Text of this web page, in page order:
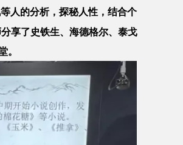
人的分析，探秘人性，结合个
享了史铁生、海德格尔、泰戈
。